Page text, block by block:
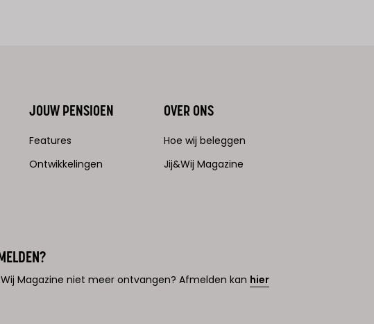
JOUW PENSIOEN
Features
Ontwikkelingen
OVER ONS
Hoe wij beleggen
Jij&Wij Magazine
Magazine niet meer ontvangen? Afmelden kan hier